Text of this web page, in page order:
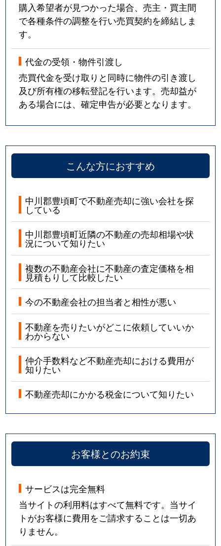
購入希望者が見つかった場合、売主・買主間
で各種条件の調整を行い売買契約を締結しま
す。
代金の受領・物件引渡し
売買代金を受け取りと同時に物件の引き渡し
及び所有権の移転登記を行います。売却益が
ある場合には、確定申告が必要となります。
こんな方におすすめ
中川郡豊頃町で不動産売却に強い会社を探
している
中川郡豊頃町近隣の不動産の売却相場や状
況について知りたい
複数の不動産会社に不動産の査定価格を相
見積もりして比較したい
今の不動産会社の担当者と相性が悪い
不動産を売りたいがどこに依頼していいか
わからない
仲介手数料など不動産売却における費用が
知りたい
不動産売却にかかる税金について知りたい
お客様とのお約束
サービスは完全無料
当サイトの利用料はすべて無料です。当サイ
トがお客様に費用をご請求することは一切あ
りません。